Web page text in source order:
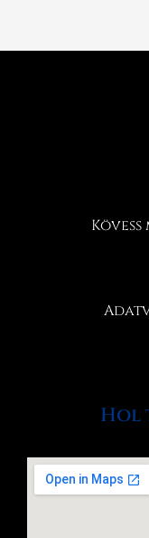
Hol